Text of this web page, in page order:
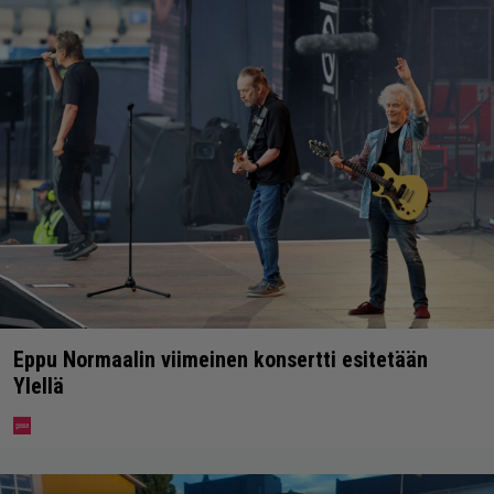
Eppu Normaalin viimeinen konsertti esitetään
Ylellä